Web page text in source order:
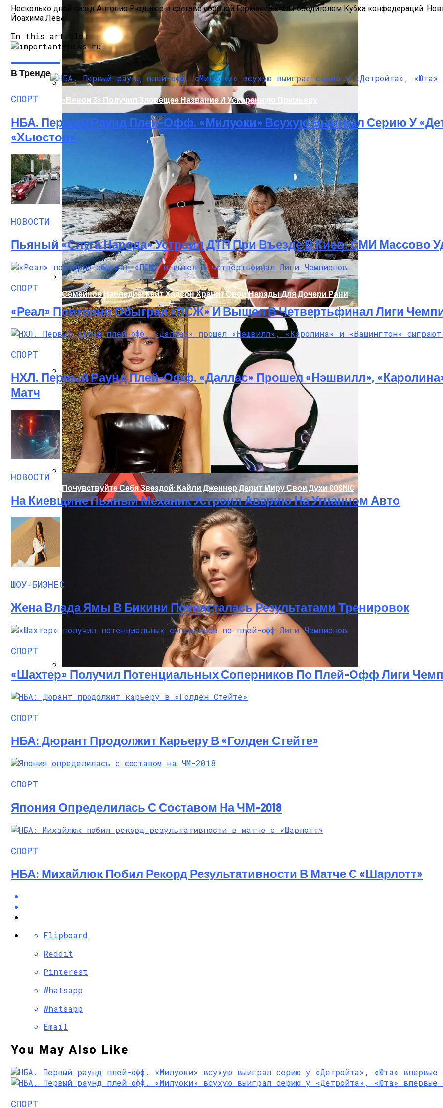
Прокурор Хмельницкой Области Умер От Осложнений Коронавируса
В Египте Госпитализировали 5-Летнюю Украинку С Признаками Изнасилования: Мать Отрицает
«Морковное» ДТП На Трассе Одесса-Николаев: Столкнулись Два Грузовика
«Веном 3» Получил Зловещее Название И Ускоренную Премьеру
Семейное Наследие: Кейт Хадсон Хранит Свои Наряды Для Дочери Рани
Почувствуйте Себя Звездой: Кайли Дженнер Дарит Миру Свои Духи COSMIC
Алёна Шоптенко Показала Танцевальный Мастер-Класс На Пляже В Турции
Несколько дней назад Антонио Рюдигер в составе сборной Германии стал победителем Кубка конфедераций.
Йоахима Лёва.
In this article:
В Тренде
СПОРТ
НБА. Первый Раунд Плей-Офф. «Милуоки» Всухую Выиграл Серию У
«Хьюстон»
НОВОСТИ
Пьяный «слуга Народа» Устроил ДТП При Въезде В Киев: СМИ
СПОРТ
«Реал» Повторно Обыграл «ПСЖ» И Вышел В Четвертьфинал Лиги
СПОРТ
НХЛ. Первый Раунд Плей-Офф. «Даллас» Прошел «Нэшвилл»,
Матч
НОВОСТИ
На Киевщине Пьяный Механик Устроил Аварию На Угнанном Авто
ШОУ-БИЗНЕС
Жена Влада Ямы В Бикини Похвасталась Результатами Тренировок
СПОРТ
«Шахтер» Получил Потенциальных Соперников По Плей-Офф Лиги
СПОРТ
НБА: Дюрант Продолжит Карьеру В «Голден Стейте»
СПОРТ
Япония Определилась С Составом На ЧМ-2018
СПОРТ
НБА: Михайлюк Побил Рекорд Результативности В Матче С «Шарлотт»
Flipboard
Reddit
Pinterest
Whatsapp
Whatsapp
Email
You May Also Like
СПОРТ